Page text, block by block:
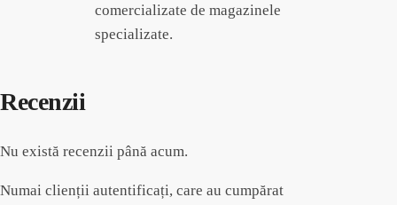
comercializate de magazinele
specializate.
Recenzii
Nu există recenzii până acum.
Numai clienții autentificați, care au cumpărat